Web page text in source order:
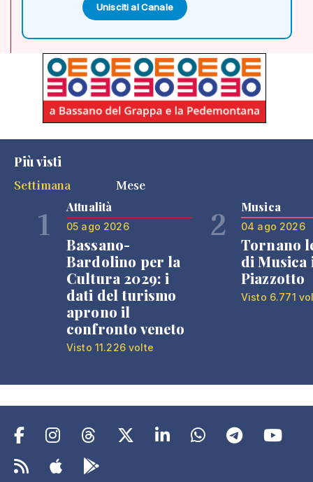
Unisciti al Canale
Più visti
Settimana
Mese
1 Attualità
05 ago 2026
Bassano-
Bardolino per la
Cultura 2029: i
dati del turismo
aprono il
confronto veneto
Visto 11.226 volte
2 Musica
04 ago 2026
Tornano
di Musica
Piazzotto
Visto 6.771